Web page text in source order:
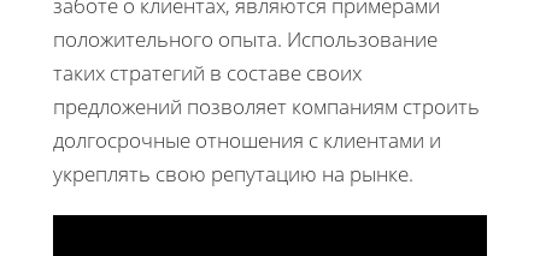
положительного опыта. Использование
таких стратегий в составе своих
предложений позволяет компаниям строить
долгосрочные отношения с клиентами и
укреплять свою репутацию на рынке.